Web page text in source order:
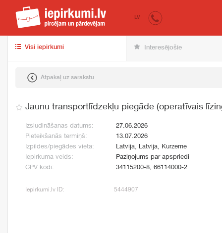
iepirkumi.lv
LV
Visi iepirkumi Interesējošie
Atpakaļ uz sarakstu
Jaunu transportlīdzekļu piegāde (operatīvais
Izsludināšanas datums:
27.06.2026
Pieteikšanās termiņš:
13.07.2026
Izpildes/piegādes vieta:
Latvija, Latvija, Kurzeme
Iepirkuma veids:
Paziņojums par apspriedi
CPV kodi:
34115200-8, 66114000-2
Iepirkumi.lv ID: 5444907